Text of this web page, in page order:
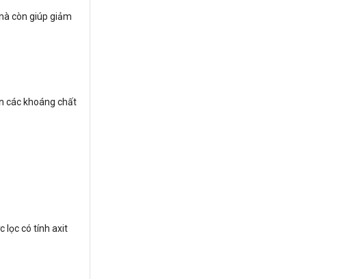
còn giúp giảm
các khoáng chất
lọc có tính axit